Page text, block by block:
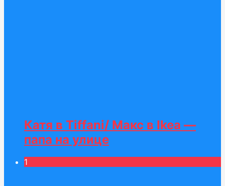
Катя в Tiffani/ Макс в Ikea —
папа на улице
1